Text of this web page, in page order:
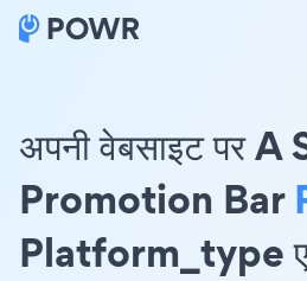
अपनी वेबसाइट पर A
Promotion Bar
Platform_type